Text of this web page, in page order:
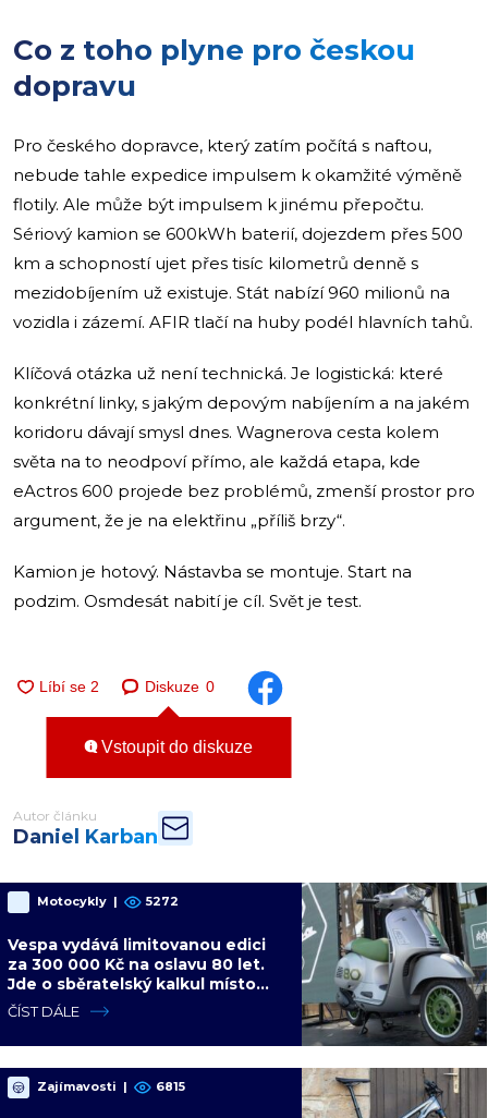
Co z toho plyne pro českou
dopravu
Pro českého dopravce, který zatím počítá s naftou,
nebude tahle expedice impulsem k okamžité výměně
flotily. Ale může být impulsem k jinému přepočtu.
Sériový kamion se 600kWh baterií, dojezdem přes 500
km a schopností ujet přes tisíc kilometrů denně s
mezidobíjením už existuje. Stát nabízí 960 milionů na
vozidla i zázemí. AFIR tlačí na huby podél hlavních tahů.
Klíčová otázka už není technická. Je logistická: které
konkrétní linky, s jakým depovým nabíjením a na jakém
koridoru dávají smysl dnes. Wagnerova cesta kolem
světa na to neodpoví přímo, ale každá etapa, kde
eActros 600 projede bez problémů, zmenší prostor pro
argument, že je na elektřinu „příliš brzy“.
Kamion je hotový. Nástavba se montuje. Start na
podzim. Osmdesát nabití je cíl. Svět je test.
Diskuze 0
Vstoupit do diskuze
Autor článku
Daniel Karban
Motocykly | 5272
Vespa vydává limitovanou edici
za 300 000 Kč na oslavu 80 let.
Jde o sběratelský kalkul místo
jízdního upgradu
ČÍST DÁLE
Zajímavosti | 6815